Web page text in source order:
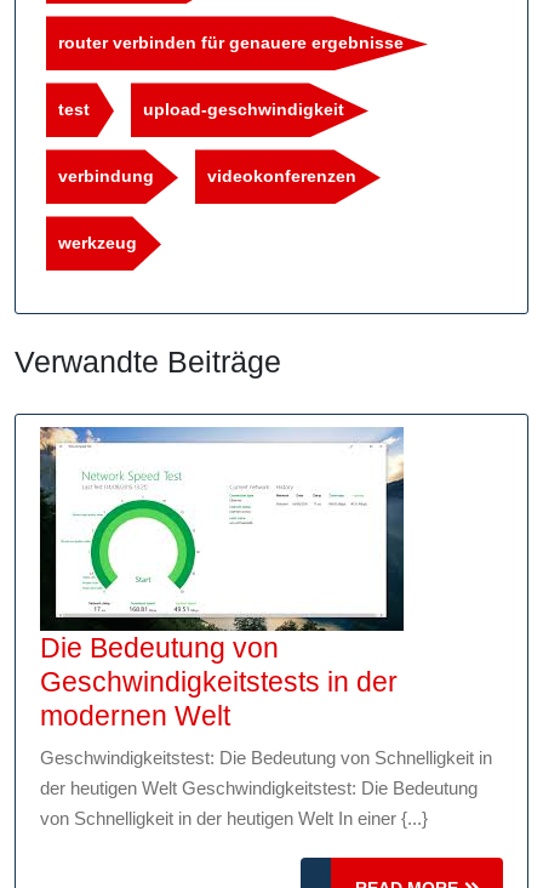
router verbinden für genauere ergebnisse
test upload-geschwindigkeit
verbindung videokonferenzen
werkzeug
Verwandte Beiträge
Die Bedeutung von
Geschwindigkeitstests in der
modernen WeltDie
Bedeutung
von
Geschwindigkeitstests
Geschwindigkeitstest: Die Bedeutung von Schnelligkeit in
der heutigen Welt Geschwindigkeitstest: Die Bedeutung
von Schnelligkeit in der heutigen Welt In einer {...}